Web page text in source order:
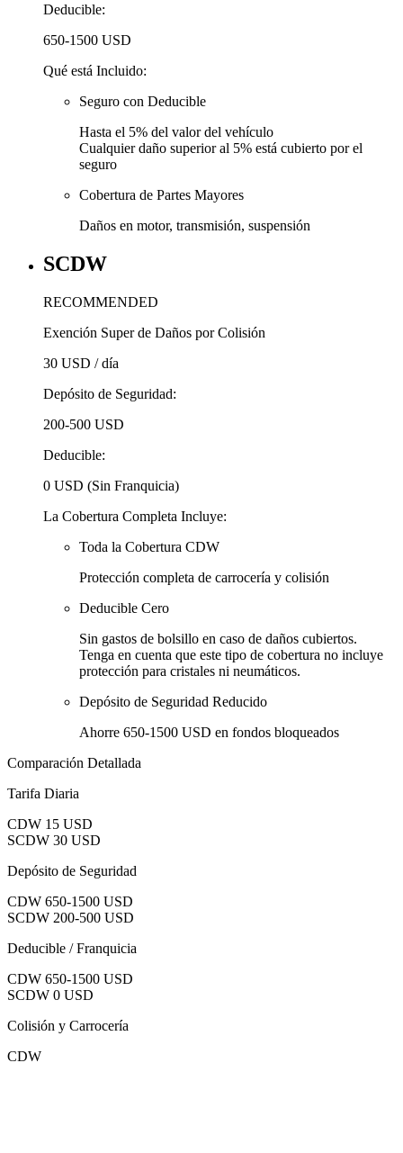
Deducible:
650-1500 USD
Qué está Incluido:
Seguro con Deducible
Hasta el 5% del valor del vehículo
Cualquier daño superior al 5% está cubierto por el
seguro
Cobertura de Partes Mayores
Daños en motor, transmisión, suspensión
SCDW
RECOMMENDED
Exención Super de Daños por Colisión
30 USD / día
Depósito de Seguridad:
200-500 USD
Deducible:
0 USD (Sin Franquicia)
La Cobertura Completa Incluye:
Toda la Cobertura CDW
Protección completa de carrocería y colisión
Deducible Cero
Sin gastos de bolsillo en caso de daños cubiertos.
Tenga en cuenta que este tipo de cobertura no incluye
protección para cristales ni neumáticos.
Depósito de Seguridad Reducido
Ahorre 650-1500 USD en fondos bloqueados
Comparación Detallada
Tarifa Diaria
CDW 15 USD
SCDW 30 USD
Depósito de Seguridad
CDW 650-1500 USD
SCDW 200-500 USD
Deducible / Franquicia
CDW 650-1500 USD
SCDW 0 USD
Colisión y Carrocería
CDW